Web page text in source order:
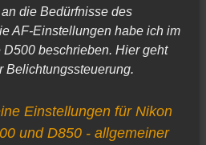
die Bedürfnisse des
AF-Einstellungen habe ich im
beschrieben. Hier geht
Belichtungssteuerung.
Einstellungen für Nikon
und D850 - allgemeiner